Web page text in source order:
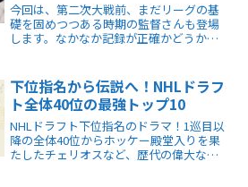
今回は、第二次大戦前、まだリーグの基
礎を固めつつある時期の監督さんも登場
します。なかなか記録が正確かどうかも
下位指名から伝説へ！NHLドラフ
ト全体40位の最強トップ10
NHLドラフト下位指名のドラマ！1巡目以
降の全体40位からホッケー殿堂入りを果
たしたチェリオスなど、歴代の偉大なト